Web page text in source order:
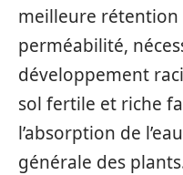
meilleure rétention
perméabilité,
développement
sol fertile et riche
l’absorption de
générale des